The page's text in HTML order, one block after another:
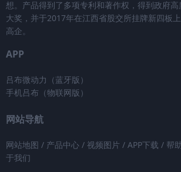
想。产品得到了多项专利和著作权，得到政府
大奖，并于2017年在江西省股交所挂牌新四板
高企。
APP
吕布微动力（蓝牙版）
手机吕布（物联网版）
网站导航
网站地图 / 产品中心 / 视频图片 / APP下载 / 帮
于我们